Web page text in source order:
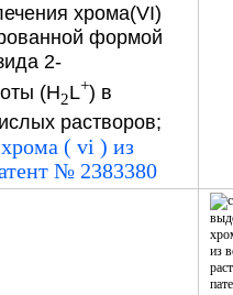
хрома(VI)
формой
2-
(H2L+) в
растворов;